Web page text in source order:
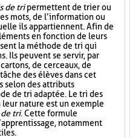
de tripermettent de trier ou
mots, de l’information ou
ils appartiennent. Afin de
en fonction de leurs
la méthode de tri qui
Ils peuvent se servir, par
de cerceaux, de
des élèves dans cet
selon des attributs
de tri adaptée. Le tri des
nature est un exemple
de tri. Cette formule
notamment